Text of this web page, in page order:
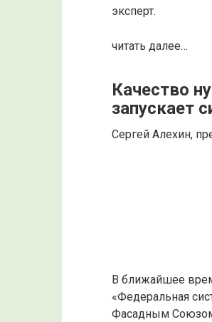
эксперт.
читать далее…
Качество
запускает
Сергей Алехин,
В ближайшее
«Федеральная
Фасадным Союзом.